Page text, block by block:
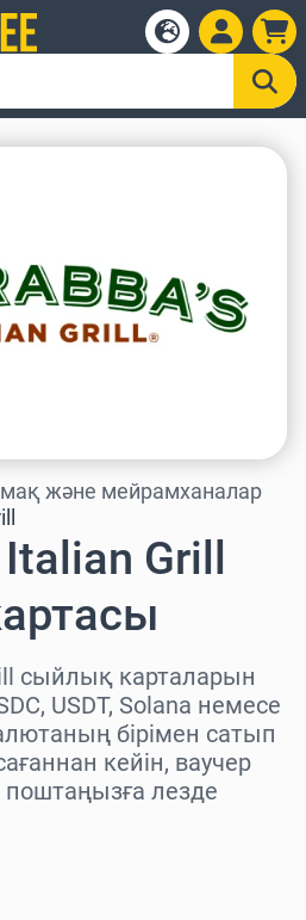
және мейрамханалар
Grill
сыйлық карталарын
USDT, Solana немесе
бірімен сатып
кейін, ваучер
лезде